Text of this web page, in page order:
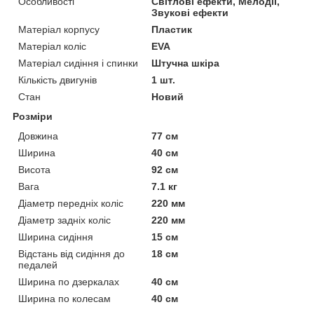
Звукові ефекти
Матеріал корпусу
Пластик
Матеріал коліс
EVA
Матеріал сидіння і спинки
Штучна шкіра
Кількість двигунів
1 шт.
Стан
Новий
Розміри
Довжина
77 см
Ширина
40 см
Висота
92 см
Вага
7.1 кг
Діаметр передніх коліс
220 мм
Діаметр задніх коліс
220 мм
Ширина сидіння
15 см
Відстань від сидіння до
педалей
18 см
Ширина по дзеркалах
40 см
Ширина по колесам
40 см